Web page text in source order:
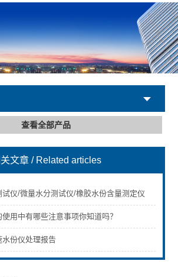
有限公司
查看全部产品
文章 / Related articles
仪/微量水分测试仪/橡胶水份含量测定仪
用中有哪些注意事项你知道吗？
份仪处理报告